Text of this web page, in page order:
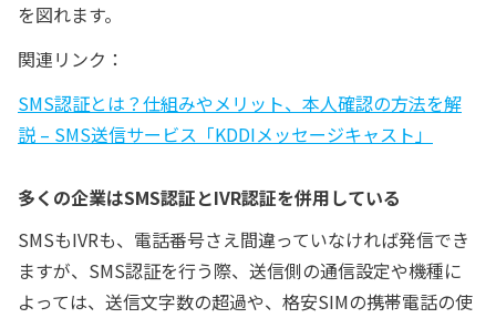
を図れます。
関連リンク：
SMS認証とは？仕組みやメリット、本人確認の方法を解
説 – SMS送信サービス「KDDIメッセージキャスト」
多くの企業はSMS認証とIVR認証を併用している
SMSもIVRも、電話番号さえ間違っていなければ発信でき
ますが、SMS認証を行う際、送信側の通信設定や機種に
よっては、送信文字数の超過や、格安SIMの携帯電話の使